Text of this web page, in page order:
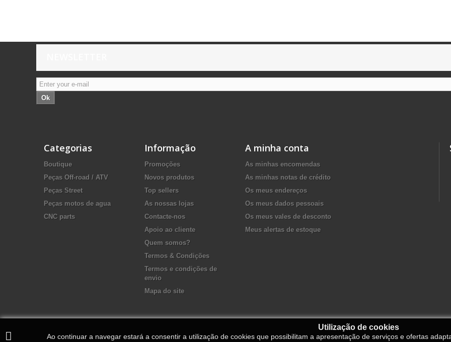
Ok
Categorias
Boutique
Peças Off-road / ATV
Peças Street
Peças motos de agua
CNC parts
Informação
Promoções
Novos produtos
Top sellers
As nossas lojas
Contacte-nos
Apoio ao cliente
Quem somos?
Termos & Condições
Termos e condições de
envio
Mapa do site
A minha conta
As minhas encomendas
As minhas notas de crédito
Os meus endereços
Os meus dados pessoais
Os meus vales de desconto
Meus alertas de estoque
Utilização de cookies
Ao continuar a navegar estará a consentir a utilização de cookies que possibilitam a apresentação de serviços e ofertas